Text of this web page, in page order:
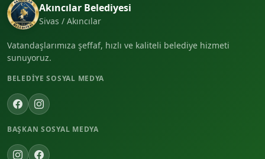
Akıncılar Belediyesi
Sivas / Akıncılar
Vatandaşlarımıza şeffaf, hızlı ve kaliteli belediye hizmeti
sunuyoruz.
BELEDIYE SOSYAL MEDYA
BAŞKAN SOSYAL MEDYA